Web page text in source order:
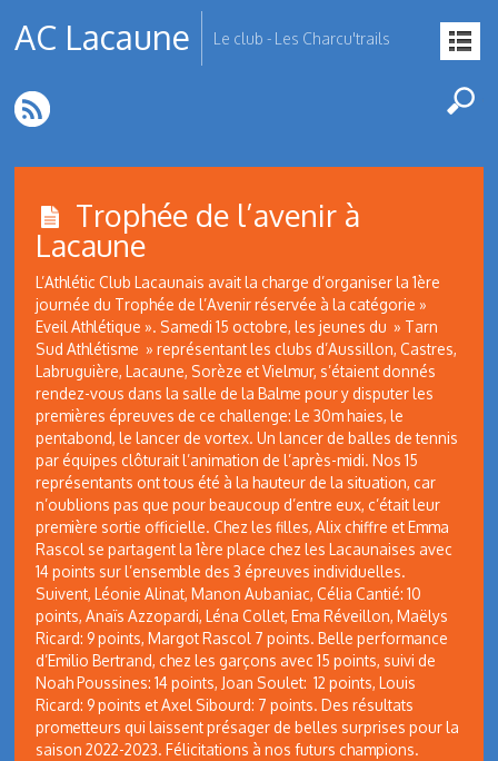
AC Lacaune Le club - Les Charcu'trails
Trophée de l’avenir à
Lacaune
L’Athlétic Club Lacaunais avait la charge d’organiser la 1ère
journée du Trophée de l’Avenir réservée à la catégorie »
Eveil Athlétique ». Samedi 15 octobre, les jeunes du » Tarn
Sud Athlétisme » représentant les clubs d’Aussillon, Castres,
Labruguière, Lacaune, Sorèze et Vielmur, s’étaient donnés
rendez-vous dans la salle de la Balme pour y disputer les
premières épreuves de ce challenge: Le 30m haies, le
pentabond, le lancer de vortex. Un lancer de balles de tennis
par équipes clôturait l’animation de l’après-midi. Nos 15
représentants ont tous été à la hauteur de la situation, car
n’oublions pas que pour beaucoup d’entre eux, c’était leur
première sortie officielle. Chez les filles, Alix chiffre et Emma
Rascol se partagent la 1ère place chez les Lacaunaises avec
14 points sur l’ensemble des 3 épreuves individuelles.
Suivent, Léonie Alinat, Manon Aubaniac, Célia Cantié: 10
points, Anaïs Azzopardi, Léna Collet, Ema Réveillon, Maëlys
Ricard: 9 points, Margot Rascol 7 points. Belle performance
d’Emilio Bertrand, chez les garçons avec 15 points, suivi de
Noah Poussines: 14 points, Joan Soulet: 12 points, Louis
Ricard: 9 points et Axel Sibourd: 7 points. Des résultats
prometteurs qui laissent présager de belles surprises pour la
saison 2022-2023. Félicitations à nos futurs champions.